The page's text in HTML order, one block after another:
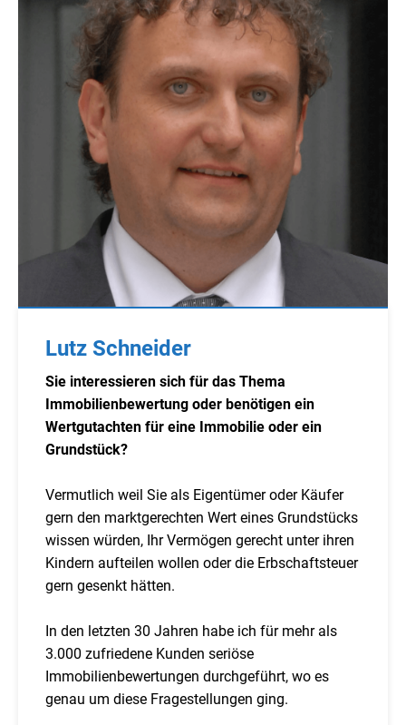
Lutz Schneider
Sie interessieren sich für das Thema
Immobilienbewertung oder benötigen ein
Wertgutachten für eine Immobilie oder ein
Grundstück?
Vermutlich weil Sie als Eigentümer oder Käufer
gern den marktgerechten Wert eines Grundstücks
wissen würden, Ihr Vermögen gerecht unter ihren
Kindern aufteilen wollen oder die Erbschaftsteuer
gern gesenkt hätten.
In den letzten 30 Jahren habe ich für mehr als
3.000 zufriedene Kunden seriöse
Immobilienbewertungen durchgeführt, wo es
genau um diese Fragestellungen ging.